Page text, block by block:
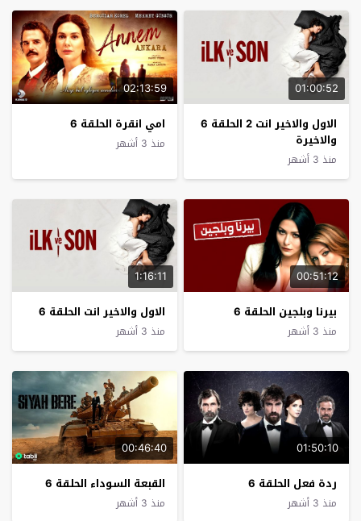
01:00:52
الاول والاخير انت 2 الحلقة 6
والاخيرة
منذ 3 أشهر
02:13:59
امي انقرة الحلقة 6
منذ 3 أشهر
00:51:12
بيرنا وبلجين الحلقة 6
منذ 3 أشهر
1:16:11
الاول والاخير انت الحلقة 6
منذ 3 أشهر
01:50:10
ردة فعل الحلقة 6
منذ 3 أشهر
00:46:40
القبعة السوداء الحلقة 6
منذ 3 أشهر